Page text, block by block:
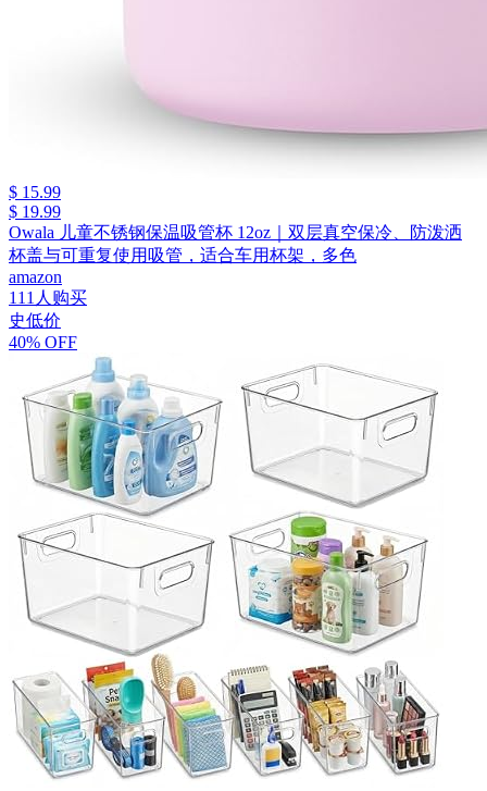
$ 15.99
$ 19.99
Owala 儿童不锈钢保温吸管杯 12oz｜双层真空保冷、防泼洒
杯盖与可重复使用吸管，适合车用杯架，多色
amazon
111人购买
史低价
40% OFF